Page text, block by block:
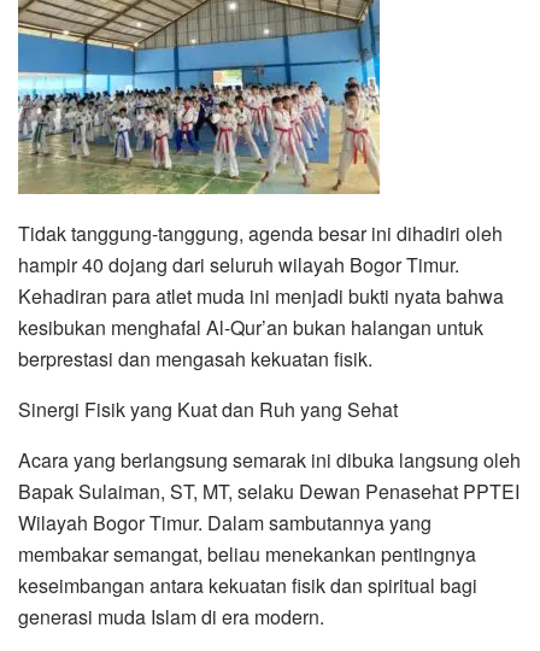
Tidak tanggung-tanggung, agenda besar ini dihadiri oleh
hampir 40 dojang dari seluruh wilayah Bogor Timur.
Kehadiran para atlet muda ini menjadi bukti nyata bahwa
kesibukan menghafal Al-Qur’an bukan halangan untuk
berprestasi dan mengasah kekuatan fisik.
Sinergi Fisik yang Kuat dan Ruh yang Sehat
Acara yang berlangsung semarak ini dibuka langsung oleh
Bapak Sulaiman, ST, MT, selaku Dewan Penasehat PPTEI
Wilayah Bogor Timur. Dalam sambutannya yang
membakar semangat, beliau menekankan pentingnya
keseimbangan antara kekuatan fisik dan spiritual bagi
generasi muda Islam di era modern.